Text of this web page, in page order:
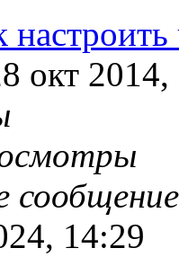
окт
14:29